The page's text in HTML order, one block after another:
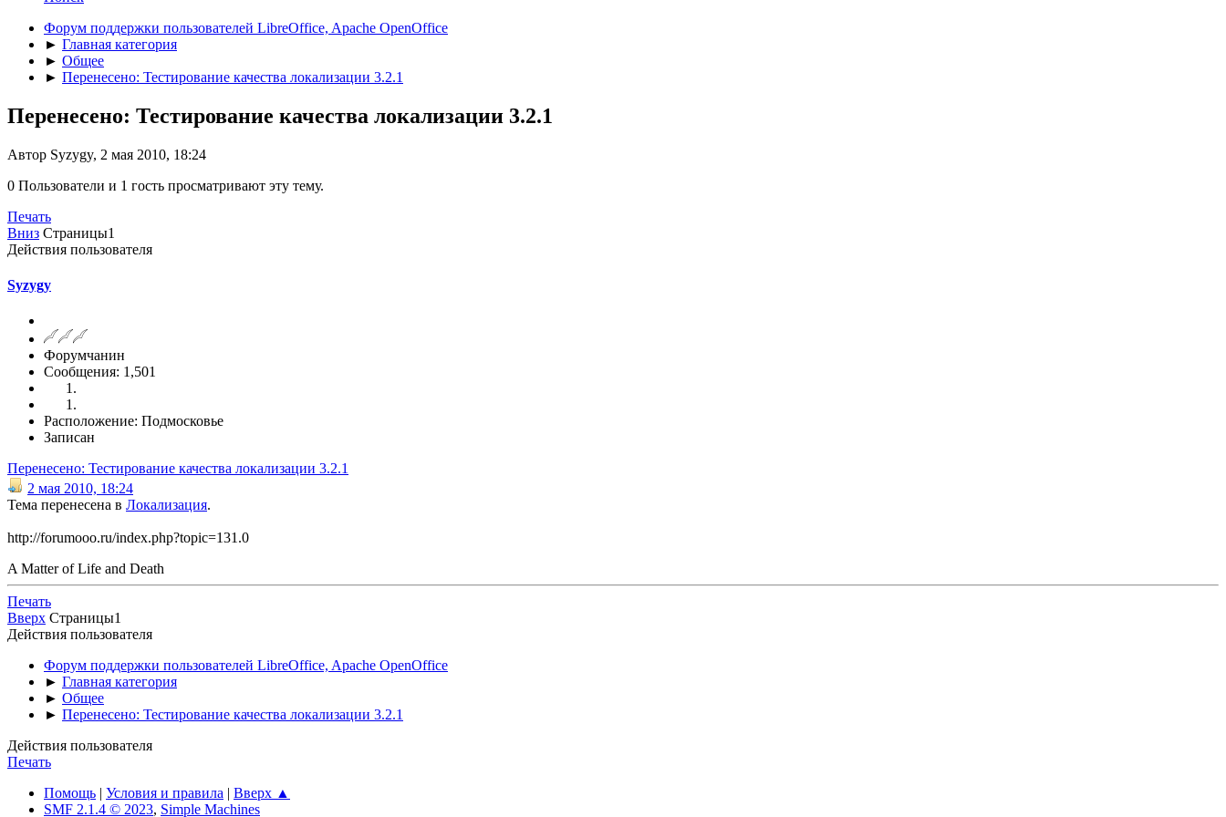
Форум поддержки пользователей LibreOffice, Apache OpenOffice
► Главная категория
► Общее
► Перенесено: Тестирование качества локализации 3.2.1
Перенесено: Тестирование качества локализации 3.2.1
Автор Syzygy, 2 мая 2010, 18:24
0 Пользователи и 1 гость просматривают эту тему.
Печать
Вниз Страницы1
Действия пользователя
Syzygy
Форумчанин
Сообщения: 1,501
Расположение: Подмосковье
Записан
Перенесено: Тестирование качества локализации 3.2.1
2 мая 2010, 18:24
Тема перенесена в Локализация.
http://forumooo.ru/index.php?topic=131.0
A Matter of Life and Death
Печать
Вверх Страницы1
Действия пользователя
Форум поддержки пользователей LibreOffice, Apache OpenOffice
► Главная категория
► Общее
► Перенесено: Тестирование качества локализации 3.2.1
Действия пользователя
Печать
Помощь | Условия и правила | Вверх ▲
SMF 2.1.4 © 2023, Simple Machines